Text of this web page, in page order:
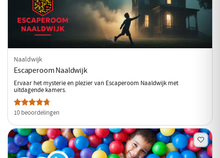
Naaldwijk
Escaperoom Naaldwijk
Ervaar het mysterie en plezier van Escaperoom Naaldwijk met
uitdagende kamers.
10 beoordelingen